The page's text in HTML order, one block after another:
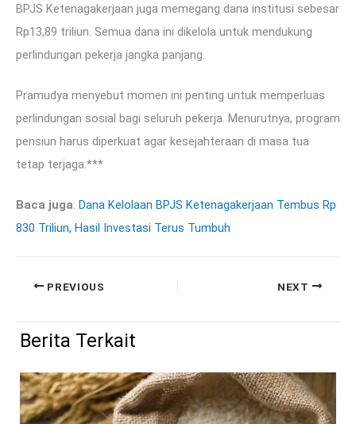
BPJS Ketenagakerjaan juga memegang dana institusi sebesar
Rp13,89 triliun. Semua dana ini dikelola untuk mendukung
perlindungan pekerja jangka panjang.
Pramudya menyebut momen ini penting untuk memperluas
perlindungan sosial bagi seluruh pekerja. Menurutnya, program
pensiun harus diperkuat agar kesejahteraan di masa tua
tetap terjaga.***
Baca juga: Dana Kelolaan BPJS Ketenagakerjaan Tembus Rp
830 Triliun, Hasil Investasi Terus Tumbuh
PREVIOUS NEXT
Berita Terkait